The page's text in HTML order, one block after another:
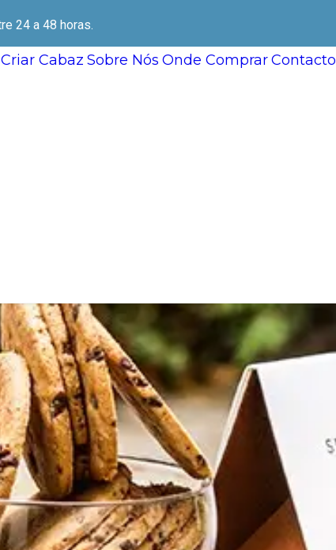
24 a 48 horas.
Criar Cabaz Sobre Nós Onde Comprar